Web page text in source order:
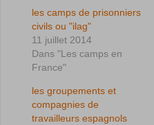
les camps de prisonniers
civils ou "ilag"
11 juillet 2014
Dans "Les camps en
France"
les groupements et
compagnies de
travailleurs espagnols